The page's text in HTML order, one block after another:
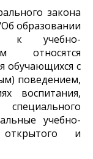
закона
образовании
к учебно-
относятся
обучающихся с
поведением,
воспитания,
учебно-
открытого и